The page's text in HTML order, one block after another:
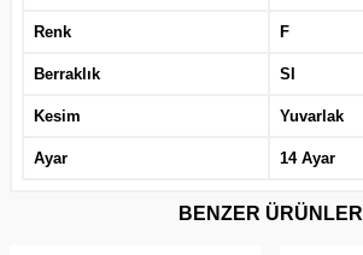
Renk F
Berraklık SI
Kesim Yuvarlak
Ayar 14 Ayar
BENZER ÜRÜNLER